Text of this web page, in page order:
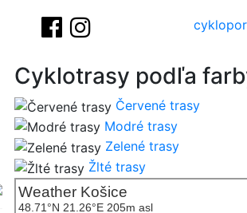
Cyklotrasy podľa
Červené trasy
Modré trasy
Zelené trasy
Žlté trasy